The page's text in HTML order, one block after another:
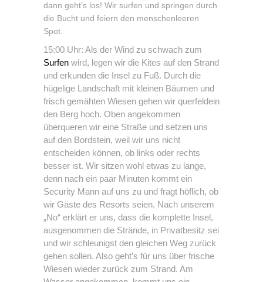
dann geht’s los! Wir surfen und springen durch
die Bucht und feiern den menschenleeren
Spot.
15:00 Uhr: Als der Wind zu schwach zum
Surfen wird, legen wir die Kites auf den Strand
und erkunden die Insel zu Fuß. Durch die
hügelige Landschaft mit kleinen Bäumen und
frisch gemähten Wiesen gehen wir querfeldein
den Berg hoch. Oben angekommen
überqueren wir eine Straße und setzen uns
auf den Bordstein, weil wir uns nicht
entscheiden können, ob links oder rechts
besser ist. Wir sitzen wohl etwas zu lange,
denn nach ein paar Minuten kommt ein
Security Mann auf uns zu und fragt höflich, ob
wir Gäste des Resorts seien. Nach unserem
„No“ erklärt er uns, dass die komplette Insel,
ausgenommen die Strände, in Privatbesitz sei
und wir schleunigst den gleichen Weg zurück
gehen sollen. Also geht’s für uns über frische
Wiesen wieder zurück zum Strand. Am